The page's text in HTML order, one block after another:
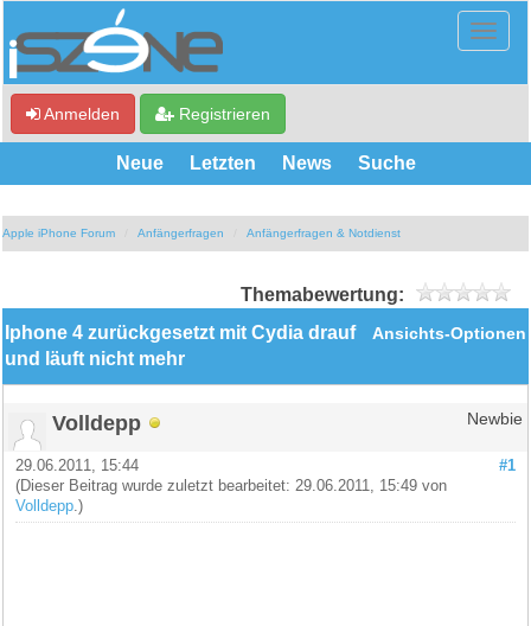
Anmelden Registrieren
Neue Letzten News Suche
Apple iPhone Forum Anfängerfragen Anfängerfragen & Notdienst
Themabewertung:
Ansichts-Optionen
Iphone 4 zurückgesetzt mit Cydia drauf
und läuft nicht mehr
Volldepp Newbie
#1
29.06.2011, 15:44
(Dieser Beitrag wurde zuletzt bearbeitet: 29.06.2011, 15:49 von
Volldepp .)